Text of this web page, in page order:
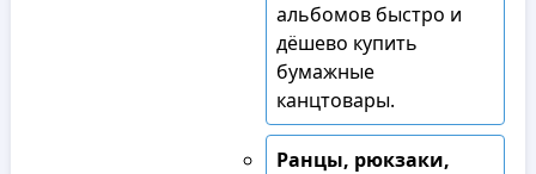
альбомов быстро и
дёшево купить
бумажные
канцтовары.
Ранцы, рюкзаки,